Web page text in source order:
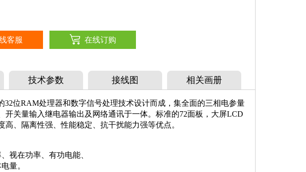
客服 在线订购
技术参数 接线图 相关画册
位RAM处理器和数字信号处理技术设计而成，集全面的三相电参量
开关量输入继电器输出及网络通讯于一体。标准的72面板，大屏LCD
、隔离性强、性能稳定、抗干扰能力强等优点。
视在功率、有功电能、
量。